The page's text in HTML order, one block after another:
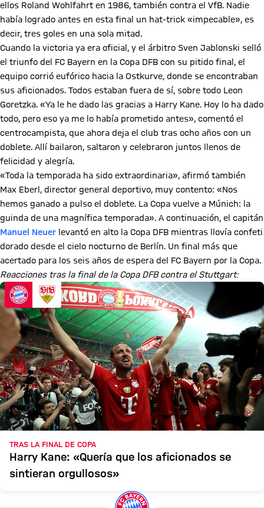
ellos Roland Wohlfahrt en 1986, también contra el VfB. Nadie
había logrado antes en esta final un hat-trick «impecable», es
decir, tres goles en una sola mitad.
Cuando la victoria ya era oficial, y el árbitro Sven Jablonski selló
el triunfo del FC Bayern en la Copa DFB con su pitido final, el
equipo corrió eufórico hacia la Ostkurve, donde se encontraban
sus aficionados. Todos estaban fuera de sí, sobre todo Leon
Goretzka. «Ya le he dado las gracias a Harry Kane. Hoy lo ha dado
todo, pero eso ya me lo había prometido antes», comentó el
centrocampista, que ahora deja el club tras ocho años con un
doblete. Allí bailaron, saltaron y celebraron juntos llenos de
felicidad y alegría.
«Toda la temporada ha sido extraordinaria», afirmó también
Max Eberl, director general deportivo, muy contento: «Nos
hemos ganado a pulso el doblete. La Copa vuelve a Múnich: la
guinda de una magnífica temporada». A continuación, el capitán
Manuel Neuer levantó en alto la Copa DFB mientras llovía confeti
dorado desde el cielo nocturno de Berlín. Un final más que
acertado para los seis años de espera del FC Bayern por la Copa.
Reacciones tras la final de la Copa DFB contra el Stuttgart:
TRAS LA FINAL DE COPA
Harry Kane: «Quería que los aficionados se
sintieran orgullosos»